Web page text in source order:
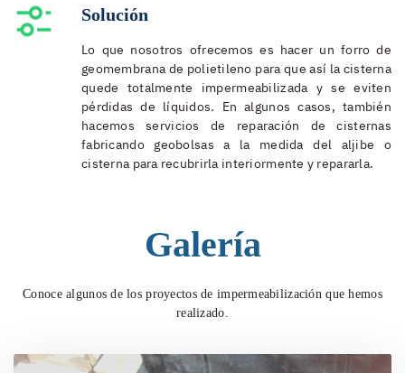
Solución
Lo que nosotros ofrecemos es hacer un forro de
geomembrana de polietileno para que así la cisterna
quede totalmente impermeabilizada y se eviten
pérdidas de líquidos. En algunos casos, también
hacemos servicios de reparación de cisternas
fabricando geobolsas a la medida del aljibe o
cisterna para recubrirla interiormente y repararla.
Galería
Conoce algunos de los proyectos de impermeabilización que hemos
realizado.